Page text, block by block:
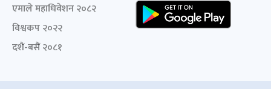
एमाले महाधिवेशन २०८२
विश्वकप २०२२
दशैं-बसैं २०८१